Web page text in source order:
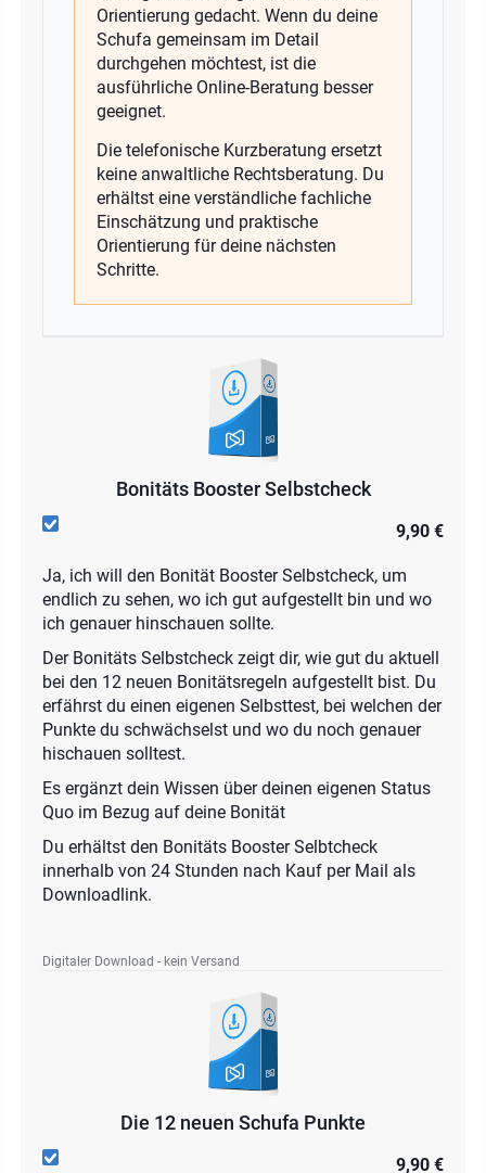
Orientierung gedacht. Wenn du deine
Schufa gemeinsam im Detail
durchgehen möchtest, ist die
ausführliche Online-Beratung besser
geeignet.
Die telefonische Kurzberatung ersetzt
keine anwaltliche Rechtsberatung. Du
erhältst eine verständliche fachliche
Einschätzung und praktische
Orientierung für deine nächsten
Schritte.
Bonitäts Booster Selbstcheck
9,90 €
Ja, ich will den Bonität Booster Selbstcheck, um
endlich zu sehen, wo ich gut aufgestellt bin und wo
ich genauer hinschauen sollte.
Der Bonitäts Selbstcheck zeigt dir, wie gut du aktuell
bei den 12 neuen Bonitätsregeln aufgestellt bist. Du
erfährst du einen eigenen Selbsttest, bei welchen der
Punkte du schwächselst und wo du noch genauer
hischauen solltest.
Es ergänzt dein Wissen über deinen eigenen Status
Quo im Bezug auf deine Bonität
Du erhältst den Bonitäts Booster Selbtcheck
innerhalb von 24 Stunden nach Kauf per Mail als
Downloadlink.
Digitaler Download - kein Versand
Die 12 neuen Schufa Punkte
9,90 €